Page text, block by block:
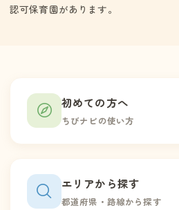
認可保育園があります。
初めての方へ
ちびナビの使い方
エリアから探す
都道府県・路線から探す